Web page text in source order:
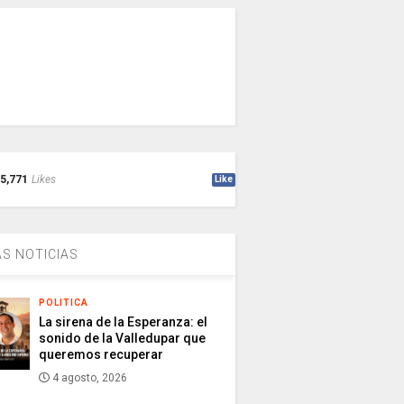
5,771 Likes Like
NOTICIAS
POLITICA
La sirena de la Esperanza: el
sonido de la Valledupar que
queremos recuperar
4 agosto, 2026